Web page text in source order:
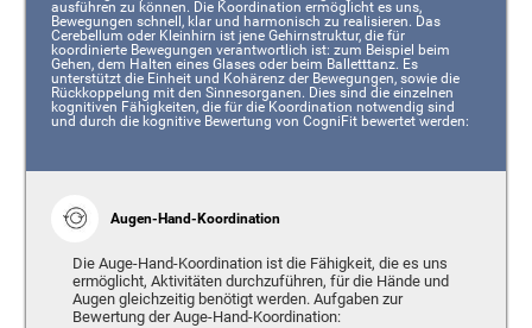
ausführen zu können. Die Koordination ermöglicht es uns,
Bewegungen schnell, klar und harmonisch zu realisieren. Das
Cerebellum oder Kleinhirn ist jene Gehirnstruktur, die für
koordinierte Bewegungen verantwortlich ist: zum Beispiel beim
Gehen, dem Halten eines Glases oder beim Balletttanz. Es
unterstützt die Einheit und Kohärenz der Bewegungen, sowie die
Rückkoppelung mit den Sinnesorganen. Dies sind die einzelnen
kognitiven Fähigkeiten, die für die Koordination notwendig sind
und durch die kognitive Bewertung von CogniFit bewertet werden:
Augen-Hand-Koordination
Die Auge-Hand-Koordination ist die Fähigkeit, die es uns
ermöglicht, Aktivitäten durchzuführen, für die Hände und
Augen gleichzeitig benötigt werden. Aufgaben zur
Bewertung der Auge-Hand-Koordination: